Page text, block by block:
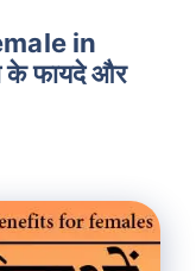
in
के फायदे और